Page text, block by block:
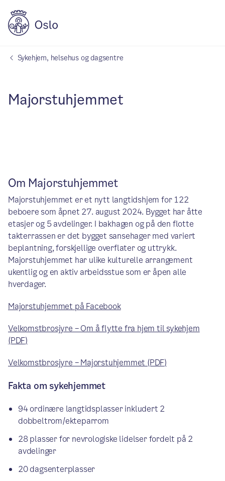
Sykehjem, helsehus og dagsentre
Majorstuhjemmet
Om Majorstuhjemmet
Majorstuhjemmet er et nytt langtidshjem for 122
beboere som åpnet 27. august 2024. Bygget har åtte
etasjer og 5 avdelinger. I bakhagen og på den flotte
takterrassen er det bygget sansehager med variert
beplantning, forskjellige overflater og uttrykk.
Majorstuhjemmet har ulike kulturelle arrangement
ukentlig og en aktiv arbeidsstue som er åpen alle
hverdager.
Majorstuhjemmet på Facebook
Velkomstbrosjyre – Om å flytte fra hjem til sykehjem
(PDF)
Velkomstbrosjyre – Majorstuhjemmet (PDF)
Fakta om sykehjemmet
94 ordinære langtidsplasser inkludert 2
dobbeltrom/ekteparrom
28 plasser for nevrologiske lidelser fordelt på 2
avdelinger
20 dagsenterplasser